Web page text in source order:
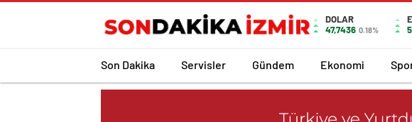
DOLAR
47,7436 0.18%
Son Dakika Servisler Gündem Ekonomi